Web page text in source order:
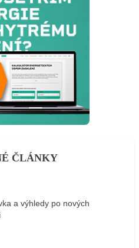
ČLÁNKY
a výhledy po nových